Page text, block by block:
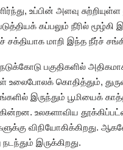
உப்பின் அளவு
கப்பலும் நீரில்
மாறி இந்த நீர்ச்
பகுதிகளில்
உலைபோலக் கொதித்தும்,
இருந்தும் பூமியைக்
உலகளாவிய
விநியோகிக்கிறது.
இருக்கிறது.